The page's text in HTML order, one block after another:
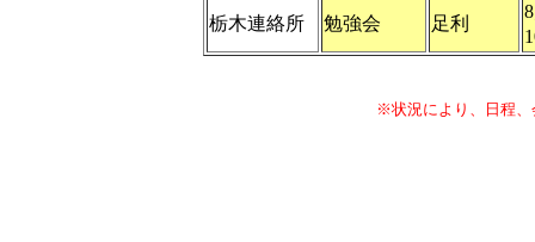
栃木連絡所 勉強会 足利
※状況により、日程、